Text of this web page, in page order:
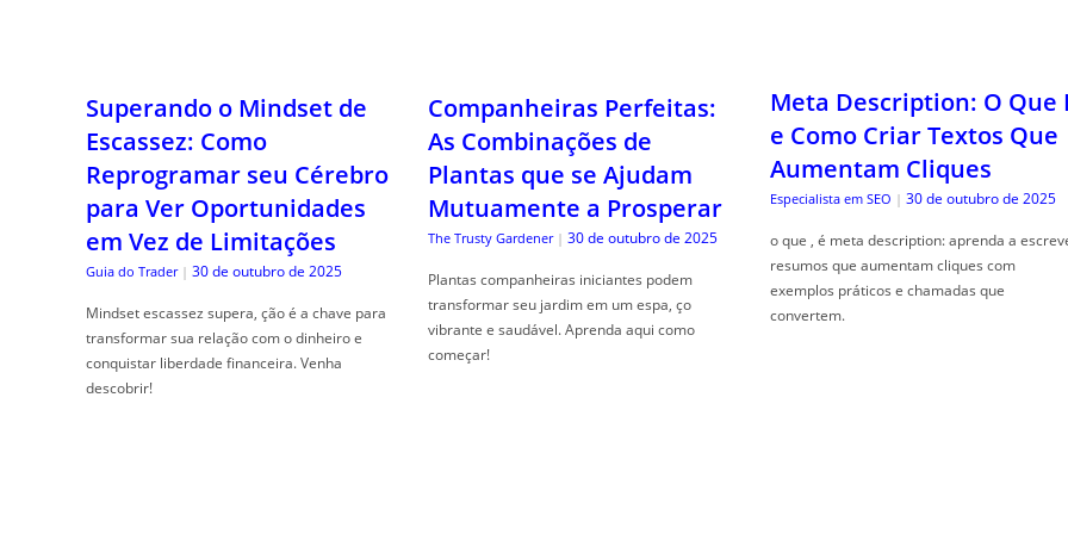
Superando o Mindset de
Escassez: Como
Reprogramar seu Cérebro
para Ver Oportunidades
em Vez de Limitações
Guia do Trader | 30 de outubro de 2025
Mindset escassez supera, ção é a chave para
transformar sua relação com o dinheiro e
conquistar liberdade financeira. Venha
descobrir!
Companheiras Perfeitas:
As Combinações de
Plantas que se Ajudam
Mutuamente a Prosperar
The Trusty Gardener | 30 de outubro de 2025
Plantas companheiras iniciantes podem
transformar seu jardim em um espa, ço
vibrante e saudável. Aprenda aqui como
começar!
Meta Description: O Que
e Como Criar Textos Que
Aumentam Cliques
Especialista em SEO | 30 de outubro de 2025
o que , é meta description: aprenda a
resumos que aumentam cliques com
exemplos práticos e chamadas que
convertem.